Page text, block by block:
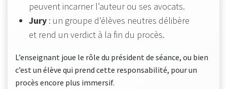
peuvent incarner l’auteur ou ses avocats.
Jury : un groupe d’élèves neutres délibère
et rend un verdict à la fin du procès.
L’enseignant joue le rôle du président de séance, ou bien
c’est un élève qui prend cette responsabilité, pour un
procès encore plus immersif.